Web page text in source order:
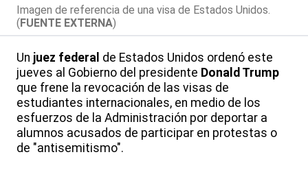
Imagen de referencia de una visa de Estados Unidos.
(FUENTE EXTERNA)
Un juez federal de Estados Unidos ordenó este
jueves al Gobierno del presidente Donald Trump
que frene la revocación de las visas de
estudiantes internacionales, en medio de los
esfuerzos de la Administración por deportar a
alumnos acusados de participar en protestas o
de "antisemitismo".